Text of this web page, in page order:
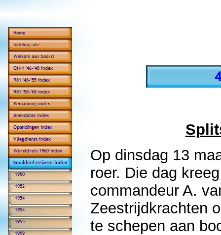
Op dinsdag 13
roer. Die dag
commandeur A.
Zeestrijdkrachten
te schepen aan